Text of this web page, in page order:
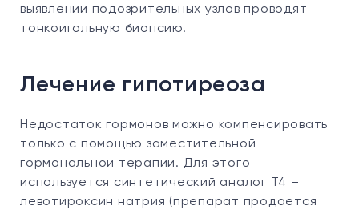
выявлении подозрительных узлов проводят
тонкоигольную биопсию.
Лечение гипотиреоза
Недостаток гормонов можно компенсировать
только с помощью заместительной
гормональной терапии. Для этого
используется синтетический аналог Т4 –
левотироксин натрия (препарат продается